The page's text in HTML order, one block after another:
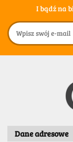
I bądź na
Dane adresowe